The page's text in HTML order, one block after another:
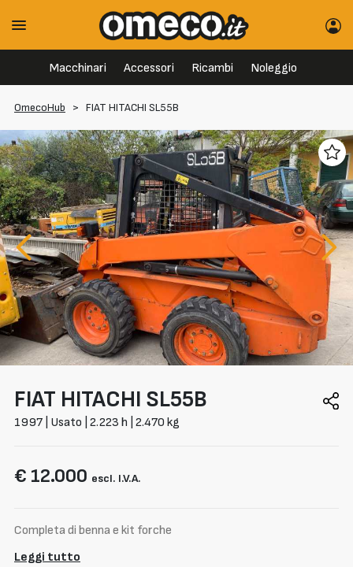
Macchinari Accessori Ricambi Noleggio
OmecoHub > FIAT HITACHI SL55B
FIAT HITACHI SL55B
1997 | Usato | 2.223 h | 2.470 kg
€ 12.000 escl. I.V.A.
Completa di benna e kit forche
Leggi tutto